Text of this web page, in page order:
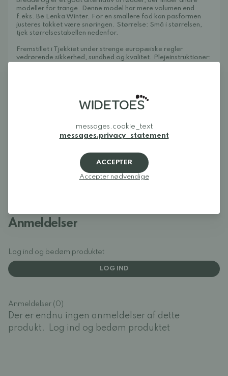
modeller for trange. Denne model har mere volumen end
f.eks. Be Lenka Winter. For en smallere fod kan pasformen
justeres takket være snøringen. Størrelse: Små i størrelsen,
tjek størrelsestabellen nedenfor.
Fremstillet i Tjekkiet under strenge europæiske regler
vedrørende sikkerhed, sundhed og kvalitet. Plejeinstruktioner:
Mål dine fødder (med hælen mod en væg, frem til den længste
størrelsesanvisningerne i størrelsestabellen. Vi anbefaler
meget ekstra plads i skoene, da foret er tykt, og skoen
opleves mindre end størrelsestabellen. Størrelsestabellen er
kontrolleret hos os på Widetoes:
36: 22,2 cm 37: 23,0 cm 38: 24,0 cm 39: 24,5 cm 40: 25,4
cm 41: 26 cm 42: 26,5 cm 43: 27,0 cm
Anmeldelser
Log ind og bedøm produktet
LOG IND
Anmeldelser (0)
Der er endnu ingen anmeldelser af dette
produkt.
Log ind og bedøm produktet
messages.cookie_text
messages.privacy_statement
ACCEPTER
Accepter nødvendige